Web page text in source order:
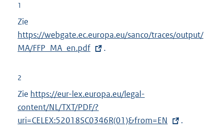
1
Zie
x
t
e
l
i
https://webgate.ec.europa.eu/sanco/traces/output/
MA/FFP_MA_en.pdf
.
2
Zie E
x
t
https://eur-lex.europa.eu/legal-
content/NL/TXT/PDF/?
uri=CELEX:52018SC0346R(01)&from=EN
.